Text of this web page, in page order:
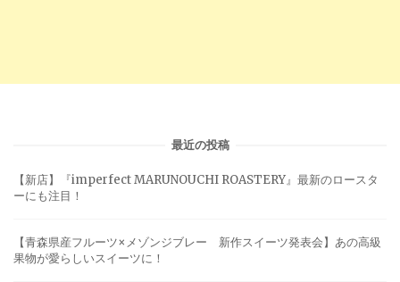
最近の投稿
【新店】『imperfect MARUNOUCHI ROASTERY』最新のロースタ
ーにも注目！
【青森県産フルーツ×メゾンジブレー 新作スイーツ発表会】あの高級
果物が愛らしいスイーツに！